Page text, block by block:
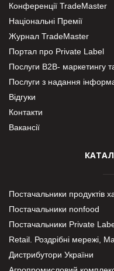
Конференції TradeMaster
Національні Премії
Журнал TradeMaster
Портал про Private Label
Послуги В2В- маркетингу
Послуги з надання
Відгуки
Контакти
Вакансії
Постачальники продуктів
Постачальники nonfood
Постачальники Private
Retail. Роздрібні мережі,
Дистрибутори України